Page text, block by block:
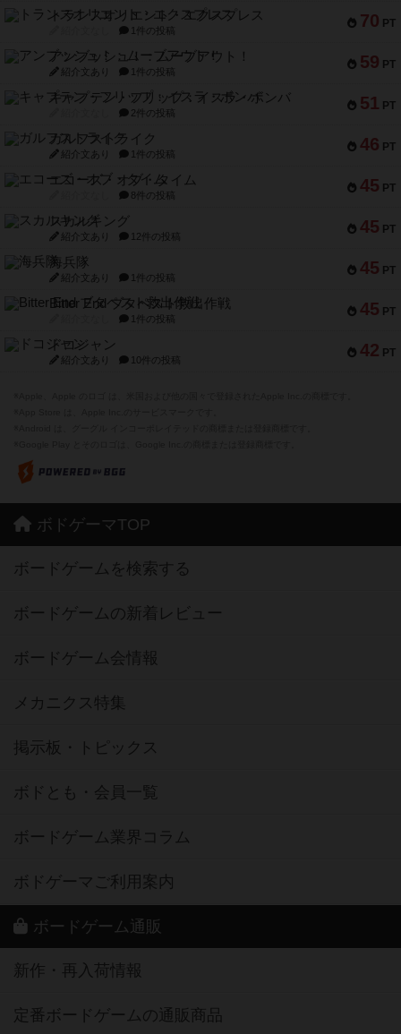
70 PT
トランスオリエント・エクスプレス
1件の投稿
59 PT
アンブッシュ！：ムーブアウト！
紹介文あり 1件の投稿
51 PT
キャプテン・フリップ：イスラ・ボンバ
2件の投稿
46 PT
ガルフストライク
紹介文あり 1件の投稿
45 PT
エコーズ・オブ・タイム
8件の投稿
45 PT
スカルキング
紹介文あり 12件の投稿
45 PT
海兵隊
紹介文あり 1件の投稿
45 PT
Bitter End ブタペスト救出作戦
1件の投稿
42 PT
ドコジャン
紹介文あり 10件の投稿
ボドゲーマTOP
ボードゲームを検索する
ボードゲームの新着レビュー
ボードゲーム会情報
メカニクス特集
掲示板・トピックス
ボドとも・会員一覧
ボードゲーム業界コラム
ボドゲーマご利用案内
ボードゲーム通販
新作・再入荷情報
定番ボードゲームの通販商品